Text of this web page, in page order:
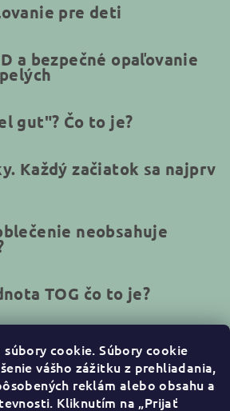
súbory cookie.Súbory cookie
vášho zážitku z prehliadania,
reklám alebo obsahu a
Kliknutím na „Prijať
pre deti
a bezpečné opaľovanie
gut"? Čo to je?
Každý začiatok sa najprv
neobsahuje
TOG čo to je?